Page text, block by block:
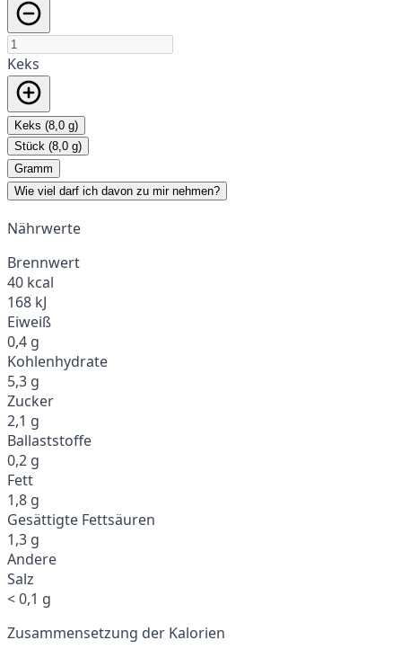
Keks
Keks (8,0 g)
Stück (8,0 g)
Gramm
Wie viel darf ich davon zu mir nehmen?
Nährwerte
Brennwert
40 kcal
168 kJ
Eiweiß
0,4 g
Kohlenhydrate
5,3 g
Zucker
2,1 g
Ballaststoffe
0,2 g
Fett
1,8 g
Gesättigte Fettsäuren
1,3 g
Andere
Salz
< 0,1 g
Zusammensetzung der Kalorien